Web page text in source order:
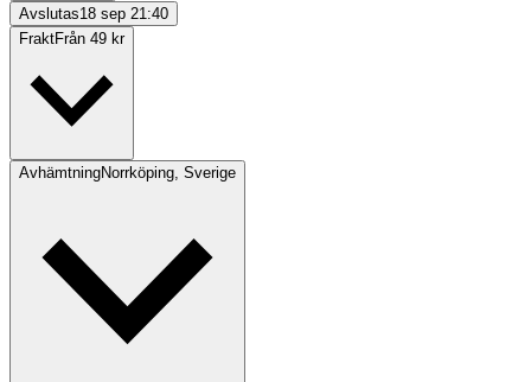
Avslutas18 sep 21:40
FraktFrån 49 kr
AvhämtningNorrköping, Sverige